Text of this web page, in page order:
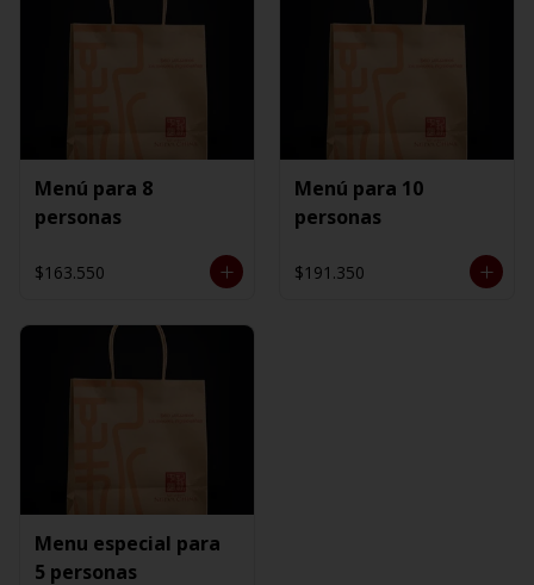
Menú para 8
personas
$163.550
Menú para 10
personas
$191.350
Menu especial para
5 personas